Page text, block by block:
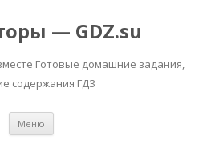
— GDZ.su
Готовые домашние задания,
содержания ГДЗ
Меню